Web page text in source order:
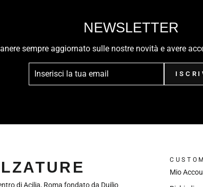
NEWSLETTER
sempre aggiornato sulle nostre novità e avere
di Acilia, Roma fondato da Duilio
Mio